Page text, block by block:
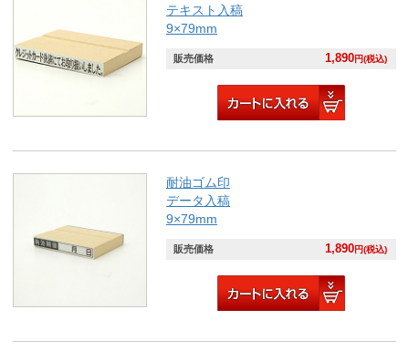
テキスト入稿
9×79mm
販売価格 1,890円(税込)
耐油ゴム印
データ入稿
9×79mm
販売価格 1,890円(税込)